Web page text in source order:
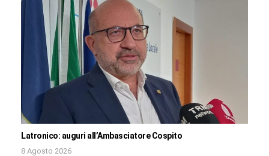
Latronico: auguri all’Ambasciatore Cospito
8 Agosto 2026